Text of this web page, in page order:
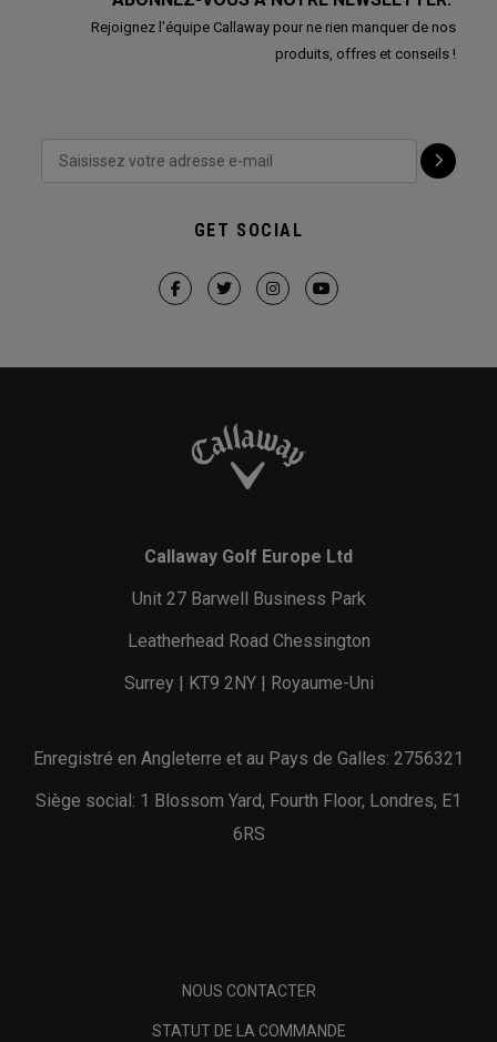
Rejoignez l'équipe Callaway pour ne rien manquer de nos
produits, offres et conseils !
GET SOCIAL
Callaway Golf Europe Ltd
Unit 27 Barwell Business Park
Leatherhead Road Chessington
Surrey | KT9 2NY | Royaume-Uni
Enregistré en Angleterre et au Pays de Galles: 2756321
Siège social: 1 Blossom Yard, Fourth Floor, Londres, E1
6RS
NOUS CONTACTER
STATUT DE LA COMMANDE